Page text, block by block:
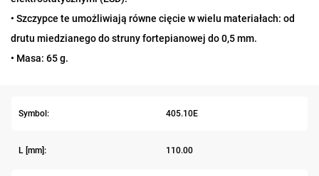
• Szczypce te umożliwiają równe cięcie w wielu materiałach: od
drutu miedzianego do struny fortepianowej do 0,5 mm.
• Masa: 65 g.
Symbol: 405.10E
L [mm]: 110.00